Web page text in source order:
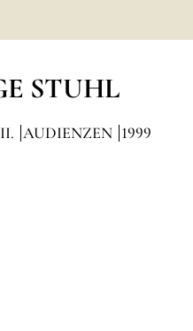
STUHL
AUDIENZEN 1999